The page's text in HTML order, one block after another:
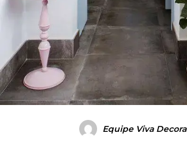
Equipe Viva Decora